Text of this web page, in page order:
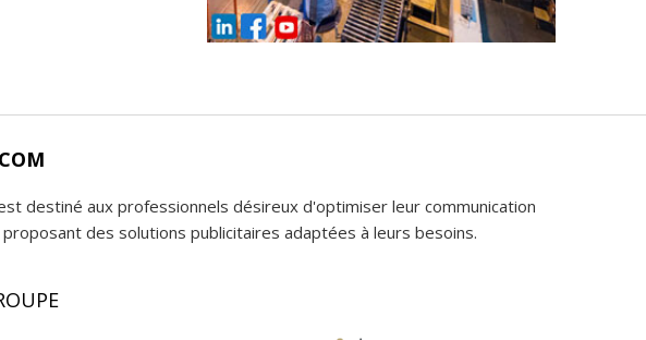
destiné aux professionnels désireux d'optimiser leur communication
des solutions publicitaires adaptées à leurs besoins.